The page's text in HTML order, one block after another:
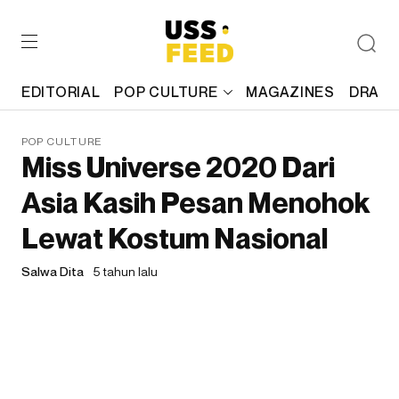
EDITORIAL POP CULTURE MAGAZINES
POP CULTURE
Miss Universe 2020 Dari
Asia Kasih Pesan Menohok
Lewat Kostum Nasional
Salwa Dita 5 tahun lalu